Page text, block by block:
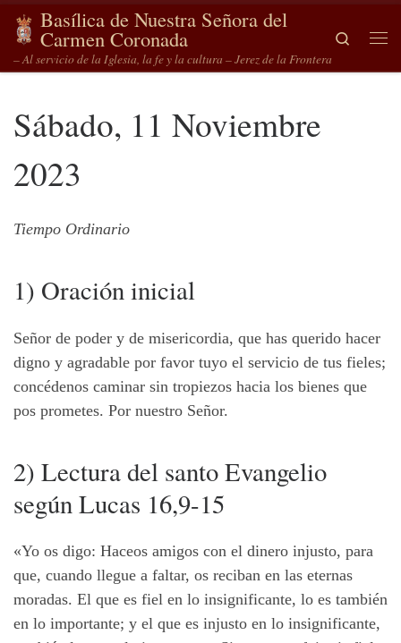
Saltar al contenido
Basílica de Nuestra Señora del
Carmen Coronada
– Al servicio de la Iglesia, la fe y la cultura – Jerez de la Frontera
Search
Sábado, 11 Noviembre
2023
Tiempo Ordinario
1) Oración inicial
Señor de poder y de misericordia, que has querido hacer
digno y agradable por favor tuyo el servicio de tus fieles;
concédenos caminar sin tropiezos hacia los bienes que
pos prometes. Por nuestro Señor.
2) Lectura del santo Evangelio
según Lucas 16,9-15
«Yo os digo: Haceos amigos con el dinero injusto, para
que, cuando llegue a faltar, os reciban en las eternas
moradas. El que es fiel en lo insignificante, lo es también
en lo importante; y el que es injusto en lo insignificante,